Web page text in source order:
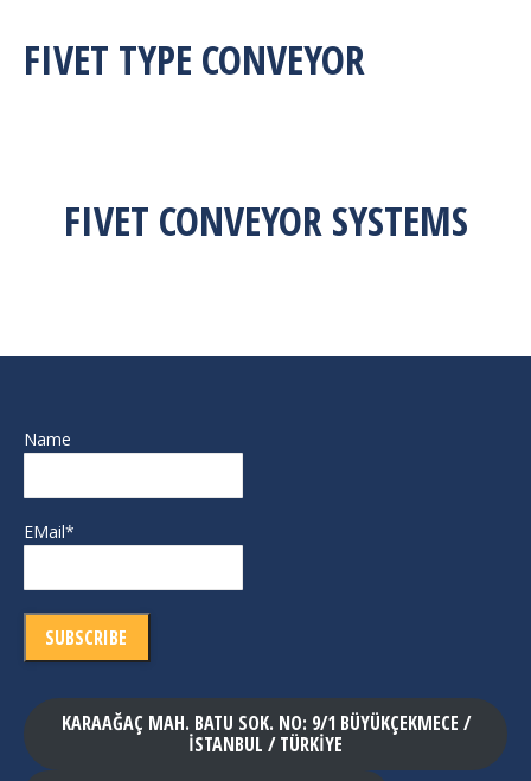
FIVET TYPE CONVEYOR
FIVET CONVEYOR SYSTEMS
Name
EMail*
KARAAĞAÇ MAH. BATU SOK. NO: 9/1 BÜYÜKÇEKMECE /
İSTANBUL / TÜRKİYE